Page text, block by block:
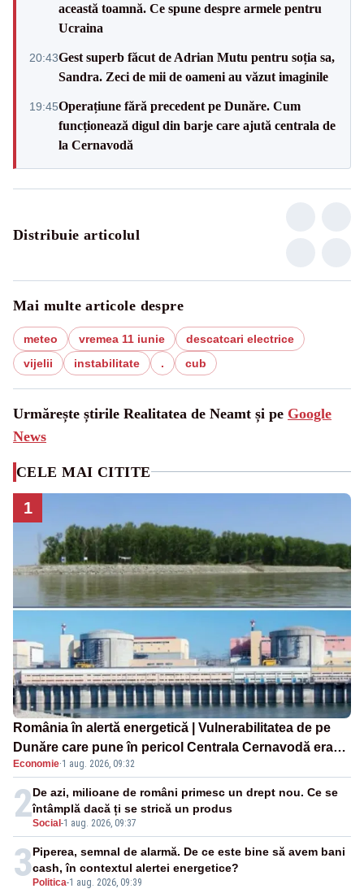
această toamnă. Ce spune despre armele pentru
Ucraina
20:43Gest superb făcut de Adrian Mutu pentru soția sa,
Sandra. Zeci de mii de oameni au văzut imaginile
19:45Operațiune fără precedent pe Dunăre. Cum
funcționează digul din barje care ajută centrala de
la Cernavodă
Distribuie articolul
Mai multe articole despre
meteo vremea 11 iunie
descatcari electrice
vijelii
instabilitate . cub
Urmărește știrile Realitatea de Neamt și pe Google
News
CELE MAI CITITE
1
România în alertă energetică | Vulnerabilitatea de pe
Dunăre care pune în pericol Centrala Cernavodă era
cunoscută de pe vremea lui Ceaușescu
Economie·1 aug. 2026, 09:32
2Social -1 aug. 2026, 09:37
De azi, milioane de români primesc un drept nou. Ce se
întâmplă dacă ți se strică un produs
3 Politica-1 aug. 2026, 09:39
Piperea, semnal de alarmă. De ce este bine să avem bani
cash, în contextul alertei energetice?